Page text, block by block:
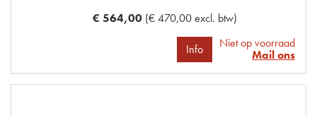
€ 564,00 (€ 470,00 excl. btw)
Info
Niet op voorraad
Mail ons